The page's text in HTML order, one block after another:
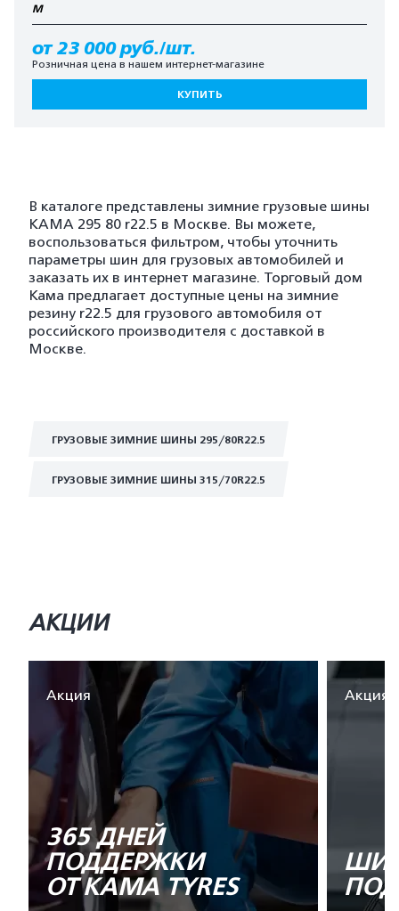
M
от 23 000 руб./шт.
Розничная цена в нашем интернет-магазине
КУПИТЬ
В каталоге представлены зимние грузовые шины
KAMA 295 80 r22.5 в Москве. Вы можете,
воспользоваться фильтром, чтобы уточнить
параметры шин для грузовых автомобилей и
заказать их в интернет магазине. Торговый дом
Кама предлагает доступные цены на зимние
резину r22.5 для грузового автомобиля от
российского производителя с доставкой в
Москве.
ГРУЗОВЫЕ ЗИМНИЕ ШИНЫ 295/80R22.5
ГРУЗОВЫЕ ЗИМНИЕ ШИНЫ 315/70R22.5
АКЦИИ
Акция
365 ДНЕЙ
ПОДДЕРЖКИ
ОТ KAMA TYRES
Акция